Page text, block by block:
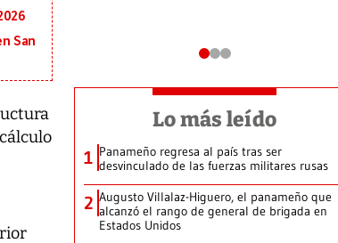
San
Lo más leído
1 Panameño regresa al país tras ser
desvinculado de las fuerzas militares rusas
2 Augusto Villalaz-Higuero, el panameño que
alcanzó el rango de general de brigada en
Estados Unidos